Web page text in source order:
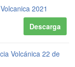
2021
Descarga
Volcánica 22 de